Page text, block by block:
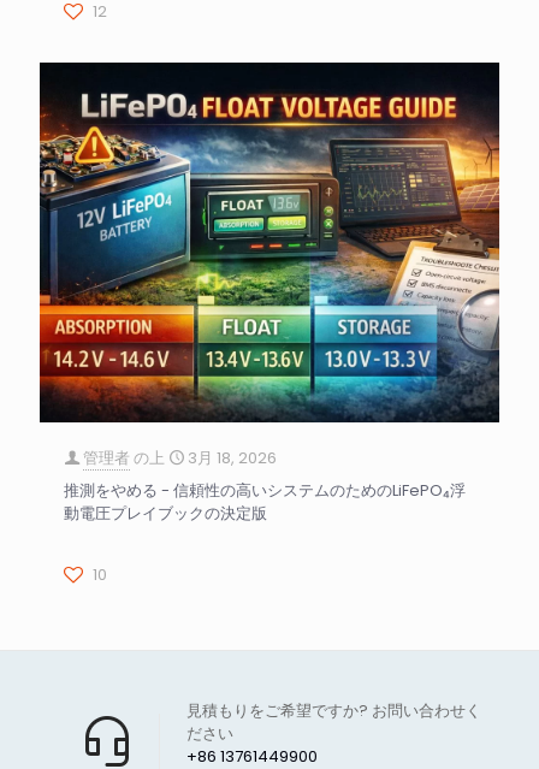
12
管理者 の上
3月 18, 2026
推測をやめる - 信頼性の高いシステムのためのLiFePO₄浮
動電圧プレイブックの決定版
10
+86 13761449900
見積もりをご希望ですか? お問い合わせく
ださい